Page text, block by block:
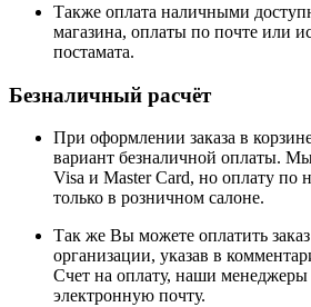
Также оплата наличными
магазина, оплаты по почте или
постамата.
Безналичный расчёт
При оформлении заказа в
вариант безналичной оплаты.
Visa и Master Card, но оплату
только в розничном салоне.
Так же Вы можете оплатить заказ
организации, указав в
Счет на оплату, наши менеджеры
электронную почту.